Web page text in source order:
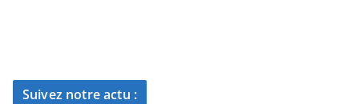
Suivez notre actu :